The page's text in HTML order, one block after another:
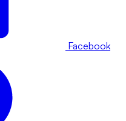
Facebook